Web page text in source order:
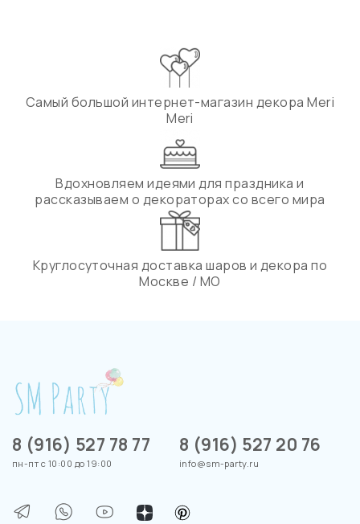
Самый большой интернет-магазин декора Meri
Meri
Вдохновляем идеями для праздника и
рассказываем о декораторах со всего мира
Круглосуточная доставка шаров и декора по
Москве / МО
8 (916) 527 78 77
пн-пт с 10:00 до 19:00
8 (916) 527 20 76
info@sm-party.ru